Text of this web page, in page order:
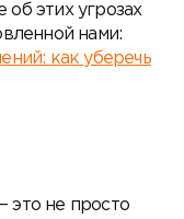
этих угрозах
нами:
как уберечь
это не просто